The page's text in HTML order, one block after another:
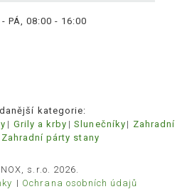
- PÁ, 08:00 - 16:00
kategorie:
Grily a krby Slunečníky
Zahradní
Zahradní párty stany
s.r.o. 2026.
Ochrana osobních údajů